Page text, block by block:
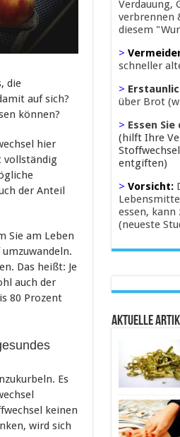
die
auf sich?
können?
hier
vollständig
der Anteil
Sie am Leben
Das heißt: Je
auch der
80 Prozent
Es
keinen
wird sich
Verdauung,
verbrennen
diesem
>
schneller
>
über Brot
> Essen Sie
(hilft Ihre
entgiften)
> Vorsicht:
essen,
(neueste
Aktuelle